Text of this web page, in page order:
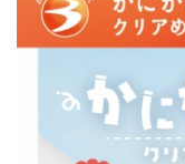
入荷スケ
カプセルトイ